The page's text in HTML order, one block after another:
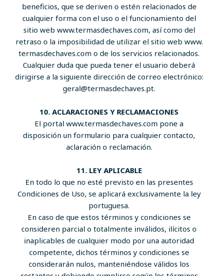
beneficios, que se deriven o estén relacionados de
cualquier forma con el uso o el funcionamiento del
sitio web www.termasdechaves.com, así como del
retraso o la imposibilidad de utilizar el sitio web www.
termasdechaves.com o de los servicios relacionados.
Cualquier duda que pueda tener el usuario deberá
dirigirse a la siguiente dirección de correo electrónico:
geral@termasdechaves.pt.
10. ACLARACIONES Y RECLAMACIONES
El portal www.termasdechaves.com pone a
disposición un formulario para cualquier contacto,
aclaración o reclamación.
11. LEY APLICABLE
En todo lo que no esté previsto en las presentes
Condiciones de Uso, se aplicará exclusivamente la ley
portuguesa.
En caso de que estos términos y condiciones se
consideren parcial o totalmente inválidos, ilícitos o
inaplicables de cualquier modo por una autoridad
competente, dichos términos y condiciones se
considerarán nulos, manteniéndose válidos los